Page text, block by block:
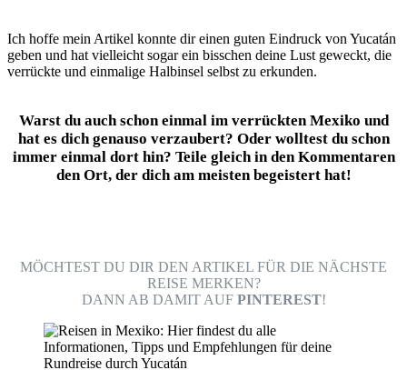
Ich hoffe mein Artikel konnte dir einen guten Eindruck von Yucatán
geben und hat vielleicht sogar ein bisschen deine Lust geweckt, die
verrückte und einmalige Halbinsel selbst zu erkunden.
Warst du auch schon einmal im verrückten Mexiko und
hat es dich genauso verzaubert? Oder wolltest du schon
immer einmal dort hin? Teile gleich in den Kommentaren
den Ort, der dich am meisten begeistert hat!
MÖCHTEST DU DIR DEN ARTIKEL FÜR DIE NÄCHSTE
REISE MERKEN?
DANN AB DAMIT AUF PINTEREST!